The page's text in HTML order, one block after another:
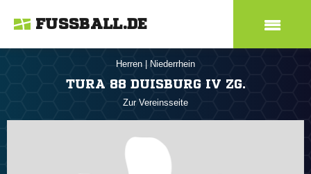
FUSSBALL.DE
Herren Niederrhein
TURA 88 DUISBURG IV ZG.
Zur Vereinsseite